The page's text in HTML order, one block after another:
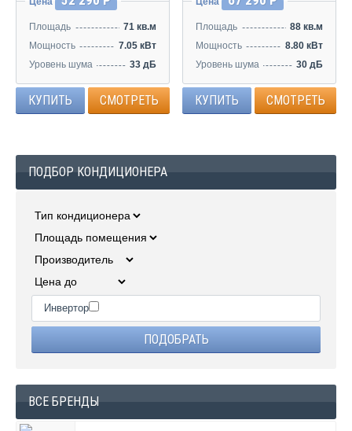
Площадь
71 кв.м
Мощность
7.05 кВт
Уровень шума
33 дБ
КУПИТЬ СМОТРЕТЬ
Площадь
88 кв.м
Мощность
8.80 кВт
Уровень шума
30 дБ
КУПИТЬ СМОТРЕТЬ
ПОДБОР КОНДИЦИОНЕРА
Инвертор
ВСЕ БРЕНДЫ